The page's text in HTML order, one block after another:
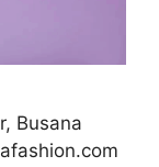
Busana